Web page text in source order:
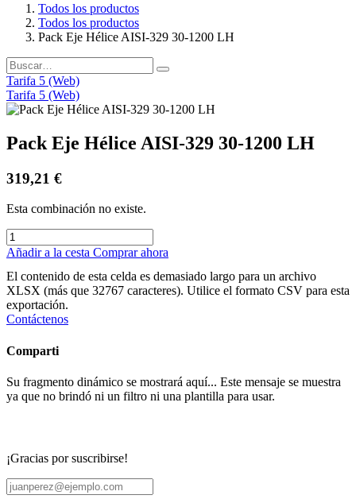
Todos los productos
Todos los productos
Pack Eje Hélice AISI-329 30-1200 LH
Tarifa 5 (Web)
Tarifa 5 (Web)
Pack Eje Hélice AISI-329 30-1200 LH
319,21 €
Esta combinación no existe.
Añadir a la cesta Comprar ahora
El contenido de esta celda es demasiado largo para un archivo
XLSX (más que 32767 caracteres). Utilice el formato CSV para esta
exportación.
Contáctenos
Comparti
Su fragmento dinámico se mostrará aquí... Este mensaje se muestra
ya que no brindó ni un filtro ni una plantilla para usar.
¡Gracias por suscribirse!